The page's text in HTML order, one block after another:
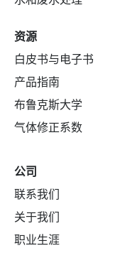
资源
白皮书与电子书
产品指南
布鲁克斯大学
气体修正系数
公司
联系我们
关于我们
职业生涯